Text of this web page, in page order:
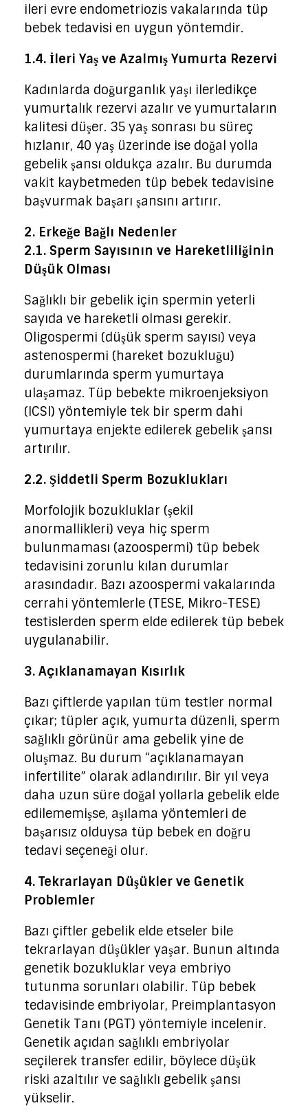
ileri evre endometriozis vakalarında tüp
bebek tedavisi en uygun yöntemdir.
1.4. İleri Yaş ve Azalmış Yumurta Rezervi
Kadınlarda doğurganlık yaşı ilerledikçe
yumurtalık rezervi azalır ve yumurtaların
kalitesi düşer. 35 yaş sonrası bu süreç
hızlanır, 40 yaş üzerinde ise doğal yolla
gebelik şansı oldukça azalır. Bu durumda
vakit kaybetmeden tüp bebek tedavisine
başvurmak başarı şansını artırır.
2. Erkeğe Bağlı Nedenler
2.1. Sperm Sayısının ve Hareketliliğinin
Düşük Olması
Sağlıklı bir gebelik için spermin yeterli
sayıda ve hareketli olması gerekir.
Oligospermi (düşük sperm sayısı) veya
astenospermi (hareket bozukluğu)
durumlarında sperm yumurtaya
ulaşamaz. Tüp bebekte mikroenjeksiyon
(ICSI) yöntemiyle tek bir sperm dahi
yumurtaya enjekte edilerek gebelik şansı
artırılır.
2.2. Şiddetli Sperm Bozuklukları
Morfolojik bozukluklar (şekil
anormallikleri) veya hiç sperm
bulunmaması (azoospermi) tüp bebek
tedavisini zorunlu kılan durumlar
arasındadır. Bazı azoospermi vakalarında
cerrahi yöntemlerle (TESE, Mikro-TESE)
testislerden sperm elde edilerek tüp bebek
uygulanabilir.
3. Açıklanamayan Kısırlık
Bazı çiftlerde yapılan tüm testler normal
çıkar; tüpler açık, yumurta düzenli, sperm
sağlıklı görünür ama gebelik yine de
oluşmaz. Bu durum “açıklanamayan
infertilite” olarak adlandırılır. Bir yıl veya
daha uzun süre doğal yollarla gebelik elde
edilememişse, aşılama yöntemleri de
başarısız olduysa tüp bebek en doğru
tedavi seçeneği olur.
4. Tekrarlayan Düşükler ve Genetik
Problemler
Bazı çiftler gebelik elde etseler bile
tekrarlayan düşükler yaşar. Bunun altında
genetik bozukluklar veya embriyo
tutunma sorunları olabilir. Tüp bebek
tedavisinde embriyolar, Preimplantasyon
Genetik Tanı (PGT) yöntemiyle incelenir.
Genetik açıdan sağlıklı embriyolar
seçilerek transfer edilir, böylece düşük
riski azaltılır ve sağlıklı gebelik şansı
yükselir.